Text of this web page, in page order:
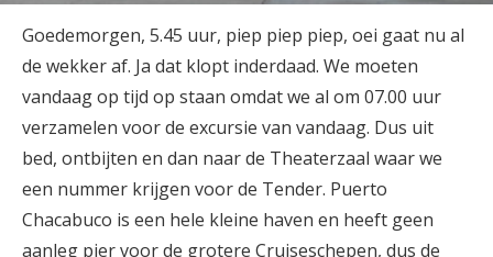
Goedemorgen, 5.45 uur, piep piep piep, oei gaat nu al
de wekker af. Ja dat klopt inderdaad. We moeten
vandaag op tijd op staan omdat we al om 07.00 uur
verzamelen voor de excursie van vandaag. Dus uit
bed, ontbijten en dan naar de Theaterzaal waar we
een nummer krijgen voor de Tender. Puerto
Chacabuco is een hele kleine haven en heeft geen
aanleg pier voor de grotere Cruiseschepen, dus de